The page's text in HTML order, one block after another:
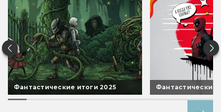
Фантастические итоги 2025 Фантастические